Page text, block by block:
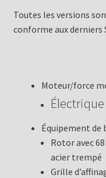
Toutes les versions
conforme aux derniers
Moteur/force
Équipement de
Rotor avec
acier trempé
Grille